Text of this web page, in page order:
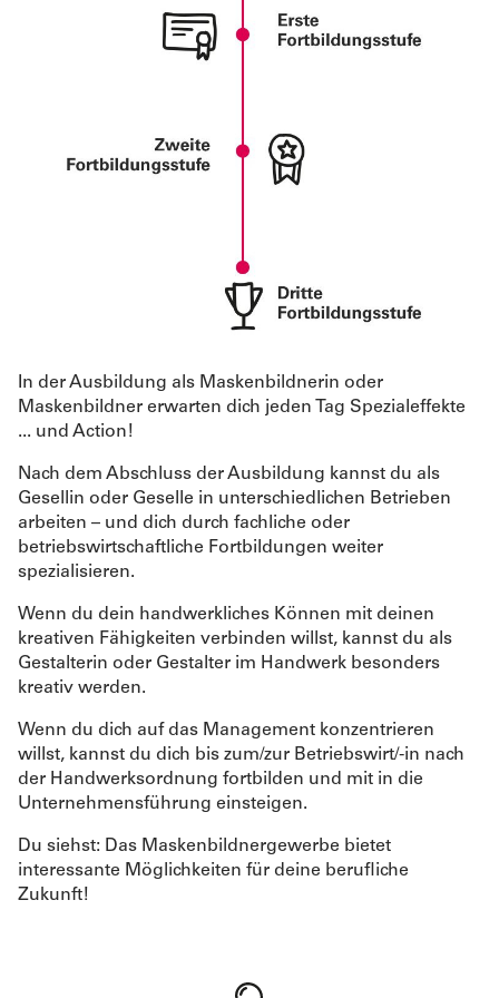
In der Ausbildung als Maskenbildnerin oder
Maskenbildner erwarten dich jeden Tag Spezialeffekte
... und Action!
Nach dem Abschluss der Ausbildung kannst du als
Gesellin oder Geselle in unterschiedlichen Betrieben
arbeiten – und dich durch fachliche oder
betriebswirtschaftliche Fortbildungen weiter
spezialisieren.
Wenn du dein handwerkliches Können mit deinen
kreativen Fähigkeiten verbinden willst, kannst du als
Gestalterin oder Gestalter im Handwerk besonders
kreativ werden.
Wenn du dich auf das Management konzentrieren
willst, kannst du dich bis zum/zur Betriebswirt/-in nach
der Handwerksordnung fortbilden und mit in die
Unternehmensführung einsteigen.
Du siehst: Das Maskenbildnergewerbe bietet
interessante Möglichkeiten für deine berufliche
Zukunft!